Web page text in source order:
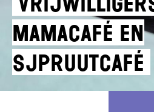
Mamacafé en
Sjpruutcafé